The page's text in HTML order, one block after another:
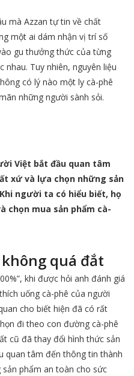
mà Azzan tự tin về chất
một ai dám nhận vị trí số
gu thưởng thức của từng
nhau. Tuy nhiên, nguyên liệu
có lý nào một ly cà-phê
những người sành sỏi.
Việt bắt đầu quan tâm
xứ và lựa chọn những sản
người ta có hiểu biết, họ
chọn mua sản phẩm cà-
quá đắt
khi được hỏi anh đánh giá
uống cà-phê của người
cho biết hiện đã có rất
đi theo con đường cà-phê
cũ đã thay đổi hình thức sản
quan tâm đến thông tin thành
phẩm an toàn cho sức